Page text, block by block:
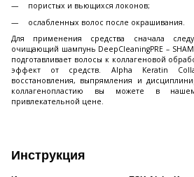
пористых и вьющихся локонов;
ослабленных волос после окрашивания.
Для применения средства сначала
очищающий шампунь DeepCleaningPRE –
подготавливает волосы к коллагеновой
эффект от средств. Alpha Keratin
восстановления, выпрямления и
коллагенопластию вы можете в
привлекательной цене.
Инструкция